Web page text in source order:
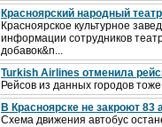
Красноярский народный
Красноярское культурное
информации сотрудников
добавок&n...
Turkish Airlines отменила
Рейсов из данных городов
В Красноярске не закроют
Схема движения автобус